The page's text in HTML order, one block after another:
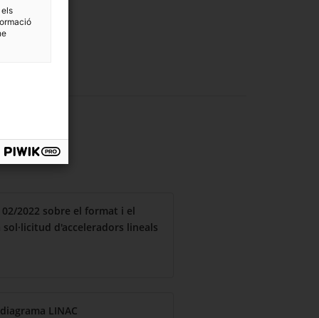
2022 sobre el format i el
d'acceleradors lineals
LINAC